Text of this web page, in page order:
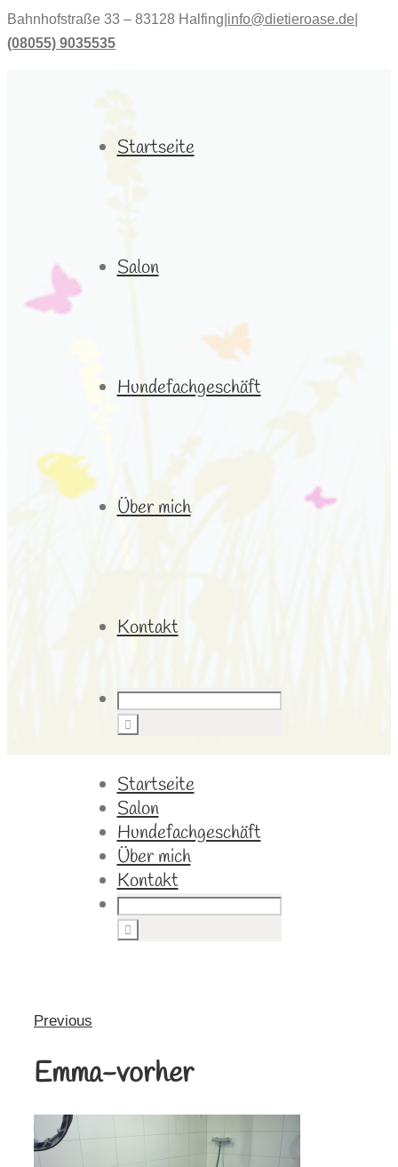
Bahnhofstraße 33 – 83128 Halfing info@dietieroase.de
(08055) 9035535
Startseite
Salon
Hundefachgeschäft
Über mich
Kontakt
Startseite
Salon
Hundefachgeschäft
Über mich
Kontakt
Previous
Emma-vorher